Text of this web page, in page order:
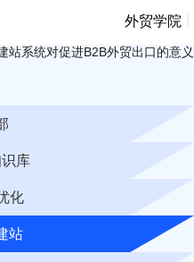
外贸学院
站系统对促进B2B外贸出口的意义
库
化
站